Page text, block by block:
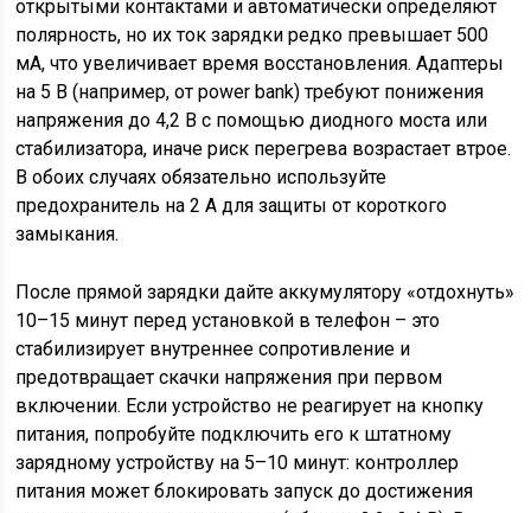
открытыми контактами и автоматически определяют
полярность, но их ток зарядки редко превышает 500
мА, что увеличивает время восстановления. Адаптеры
на 5 В (например, от power bank) требуют понижения
напряжения до 4,2 В с помощью диодного моста или
стабилизатора, иначе риск перегрева возрастает втрое.
В обоих случаях обязательно используйте
предохранитель на 2 А для защиты от короткого
замыкания.
После прямой зарядки дайте аккумулятору «отдохнуть»
10–15 минут перед установкой в телефон – это
стабилизирует внутреннее сопротивление и
предотвращает скачки напряжения при первом
включении. Если устройство не реагирует на кнопку
питания, попробуйте подключить его к штатному
зарядному устройству на 5–10 минут: контроллер
питания может блокировать запуск до достижения